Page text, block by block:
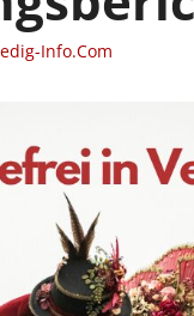
Info.Com